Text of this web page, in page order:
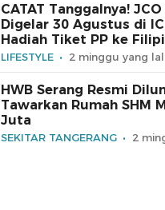
CATAT Tanggalnya! JCO
Digelar 30 Agustus di
Hadiah Tiket PP ke
LIFESTYLE 2 minggu yang
HWB Serang Resmi
Tawarkan Rumah SHM
Juta
SEKITAR TANGERANG 2